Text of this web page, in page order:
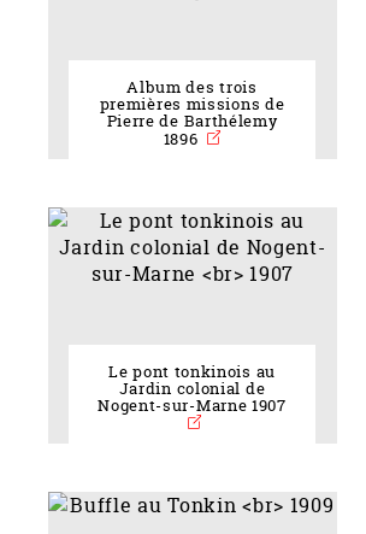
Album des trois
premières missions de
Pierre de Barthélemy
1896
Le pont tonkinois au
Jardin colonial de
Nogent-sur-Marne 1907